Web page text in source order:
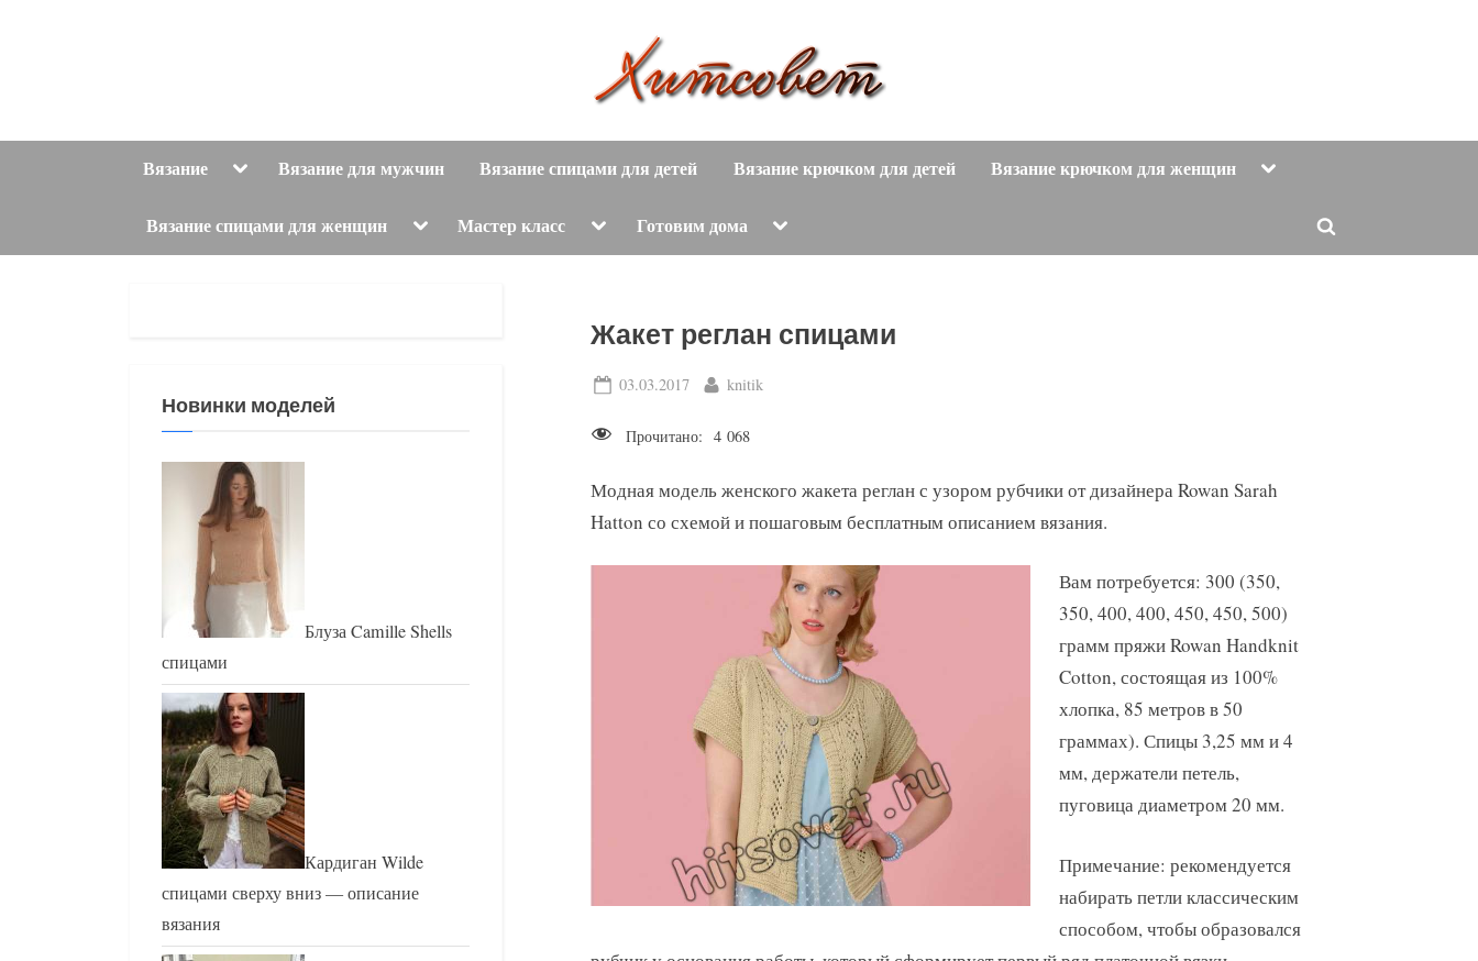
и
т
о
в
е
вязание
с
описанием
и
Вязание ToggleВязание для мужчин Вязание спицами для детей Вязание крючком для детей Вязание крючком для женщин Toggle
Вязание спицами для женщин Toggle
menu
Мастер класс Toggle
menu
Готовим дома Toggle
menu
Toggle
Жакет реглан спицами
Posted
03.03.2017 By
knitik
Прочитано: 4 068
Модная модель женского жакета реглан с узором рубчики от дизайнера Rowan Sarah
Hatton со схемой и пошаговым бесплатным описанием вязания.
Вам потребуется: 300 (350,
350, 400, 400, 450, 450, 500)
грамм пряжи Rowan Handknit
Cotton, состоящая из 100%
хлопка, 85 метров в 50
граммах). Спицы 3,25 мм и 4
мм, держатели петель,
пуговица диаметром 20 мм.
Примечание: рекомендуется
набирать петли классическим
способом, чтобы образовался
Новинки моделей
Блуза Camille Shells
спицами
Кардиган Wilde
спицами сверху вниз — описание
вязания